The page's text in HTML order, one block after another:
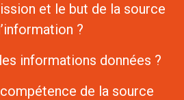
et le but de la source
?
informations données ?
de la source